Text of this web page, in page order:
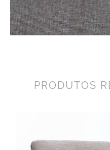
PRODUTOS